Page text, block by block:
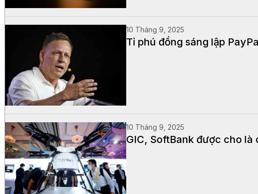
10 Tháng 9, 2025
Tỉ phú đồng sáng lập
10 Tháng 9, 2025
GIC, SoftBank được cho